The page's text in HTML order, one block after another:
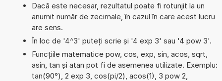
Dacă este necesar, rezultatul poate fi rotunjit la un
anumit număr de zecimale, în cazul în care acest lucru
are sens.
În loc de '4^3' puteți scrie și '4 exp 3' sau '4 pow 3'.
Funcțiile matematice pow, cos, exp, sin, acos, sqrt,
asin, tan și atan pot fi de asemenea utilizate. Exemplu:
tan(90°), 2 exp 3, cos(pi/2), acos(1), 3 pow 2,